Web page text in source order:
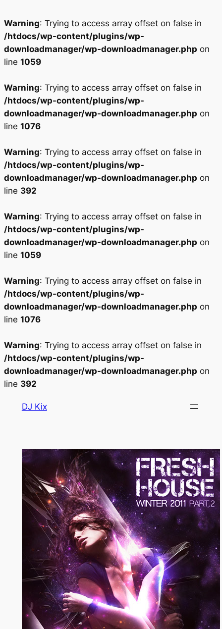
Warning: Trying to access array offset on false in
/htdocs/wp-content/plugins/wp-
downloadmanager/wp-downloadmanager.php on
line 1059
Warning: Trying to access array offset on false in
/htdocs/wp-content/plugins/wp-
downloadmanager/wp-downloadmanager.php on
line 1076
Warning: Trying to access array offset on false in
/htdocs/wp-content/plugins/wp-
downloadmanager/wp-downloadmanager.php on
line 392
Warning: Trying to access array offset on false in
/htdocs/wp-content/plugins/wp-
downloadmanager/wp-downloadmanager.php on
line 1059
Warning: Trying to access array offset on false in
/htdocs/wp-content/plugins/wp-
downloadmanager/wp-downloadmanager.php on
line 1076
Warning: Trying to access array offset on false in
/htdocs/wp-content/plugins/wp-
downloadmanager/wp-downloadmanager.php on
line 392
DJ Kix